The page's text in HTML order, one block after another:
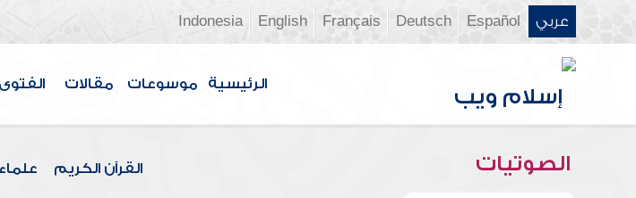
عربي Español
Deutsch
Français
English
Indonesia
الرئيسية موسوعات مقالات الفتوى
الصوتيات القرآن الكريم